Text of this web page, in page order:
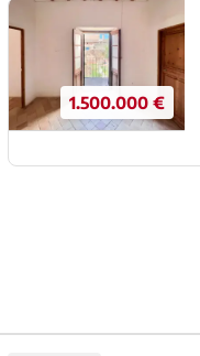
1.500.000 €